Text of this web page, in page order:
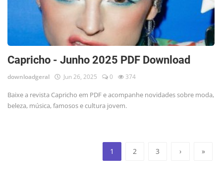
Capricho - Junho 2025 PDF Download
downloadgeral Jun 26, 2025 0 374
Baixe a revista Capricho em PDF e acompanhe novidades sobre moda,
beleza, música, famosos e cultura jovem.
1 2 3 › »